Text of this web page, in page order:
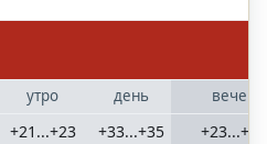
утро
+21...+23
день
+33...+35
вечер
+23...+25